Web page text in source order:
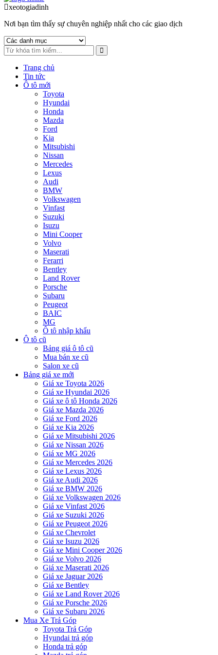
to
toxeotogiadinh
Nơi bạn tìm thấy sự chuyên nghiệp nhất cho các giao dịch
Trang chủ
Tin tức
Ô tô mới
Toyota
Hyundai
Honda
Mazda
Ford
Kia
Mitsubishi
Nissan
Mercedes
Lexus
Audi
BMW
Volkswagen
Vinfast
Suzuki
Isuzu
Mini Cooper
Volvo
Maserati
Ferarri
Bentley
Land Rover
Porsche
Subaru
Peugeot
BAIC
MG
Ô tô nhập khẩu
Ô tô cũ
Bảng giá ô tô cũ
Mua bán xe cũ
Salon xe cũ
Bảng giá xe mới
Giá xe Toyota 2026
Giá xe Hyundai 2026
Giá xe ô tô Honda 2026
Giá xe Mazda 2026
Giá xe Ford 2026
Giá xe Kia 2026
Giá xe Mitsubishi 2026
Giá xe Nissan 2026
Giá xe MG 2026
Giá xe Mercedes 2026
Giá xe Lexus 2026
Giá xe Audi 2026
Giá xe BMW 2026
Giá xe Volkswagen 2026
Giá xe Vinfast 2026
Giá xe Suzuki 2026
Giá xe Peugeot 2026
Giá xe Chevrolet
Giá xe Isuzu 2026
Giá xe Mini Cooper 2026
Giá xe Volvo 2026
Giá xe Maserati 2026
Giá xe Jaguar 2026
Giá xe Bentley
Giá xe Land Rover 2026
Giá xe Porsche 2026
Giá xe Subaru 2026
Mua Xe Trả Góp
Toyota Trả Góp
Hyundai trả góp
Honda trả góp